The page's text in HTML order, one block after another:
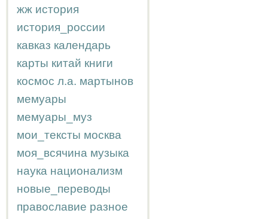
жж история
история_россии
кавказ календарь
карты китай книги
космос л.а. мартынов
мемуары
мемуары_муз
мои_тексты москва
моя_всячина музыка
наука национализм
новые_переводы
православие разное